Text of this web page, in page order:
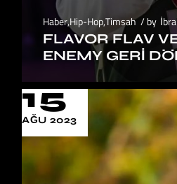
Haber,Hip-Hop,Timsah by
FLAVOR FLAV
ENEMY GERI
15
AĞU 2023